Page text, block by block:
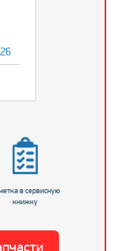
в сервисную
книжку